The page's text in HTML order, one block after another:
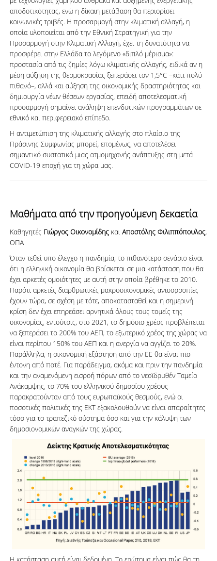
αποδοτικότητας, ενώ η δίκαιη μετάβαση θα περιορίσει
κοινωνικές τριβές. Η προσαρμογή στην κλιματική αλλαγή, η
οποία υλοποιείται από την Εθνική Στρατηγική για την
Προσαρμογή στην Κλιματική Αλλαγή, έχει τη δυνατότητα να
προσφέρει στην Ελλάδα το λεγόμενο «διπλό μέρισμα»:
προστασία από τις ζημίες λόγω κλιματικής αλλαγής, ειδικά αν η
μέση αύξηση της θερμοκρασίας ξεπεράσει τον 1,5°C –κάτι πολύ
πιθανό–, αλλά και αύξηση της οικονομικής δραστηριότητας και
δημιουργία νέων θέσεων εργασίας, επειδή αποτελεσματική
προσαρμογή σημαίνει ανάληψη επενδυτικών προγραμμάτων σε
εθνικό και περιφερειακό επίπεδο.
Η αντιμετώπιση της κλιματικής αλλαγής στο πλαίσιο της
Πράσινης Συμφωνίας μπορεί, επομένως, να αποτελέσει
σημαντικό συστατικό μιας ατμομηχανής ανάπτυξης στη μετά
COVID-19 εποχή για τη χώρα μας.
Μαθήματα από την προηγούμενη δεκαετία
Καθηγητές Γιώργος Οικονομίδης και Αποστόλης Φιλιππόπουλος,
ΟΠΑ
Όταν τεθεί υπό έλεγχο η πανδημία, το πιθανότερο σενάριο είναι
ότι η ελληνική οικονομία θα βρίσκεται σε μια κατάσταση που θα
έχει αρκετές ομοιότητες με αυτή στην οποία βρέθηκε το 2010.
Παρότι αρκετές διαρθρωτικές μακροοικονομικές ανισορροπίες
έχουν τώρα, σε σχέση με τότε, αποκατασταθεί και η σημερινή
κρίση δεν έχει επηρεάσει αρνητικά όλους τους τομείς της
οικονομίας, εντούτοις, στο 2021, το δημόσιο χρέος προβλέπεται
να ξεπεράσει το 200% του ΑΕΠ, το εξωτερικό χρέος της χώρας να
είναι περίπου 150% του ΑΕΠ και η ανεργία να αγγίζει το 20%.
Παράλληλα, η οικονομική εξάρτηση από την ΕΕ θα είναι πιο
έντονη από ποτέ. Για παράδειγμα, ακόμα και πριν την πανδημία
και την αναμενόμενη εισροή πόρων από το νεοϊδρυθέν Ταμείο
Ανάκαμψης, το 70% του ελληνικού δημοσίου χρέους
παρακρατούνταν από τους ευρωπαϊκούς θεσμούς, ενώ οι
ποσοτικές πολιτικές της ΕΚΤ εξακολουθούν να είναι απαραίτητες
τόσο για το τραπεζικό σύστημα όσο και για την κάλυψη των
δημοσιονομικών αναγκών της χώρας.
Η κατάσταση αυτή είναι δεδομένη. Το ερώτημα είναι πώς θα τη